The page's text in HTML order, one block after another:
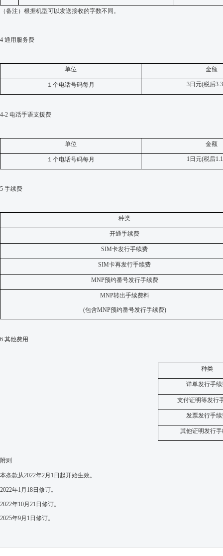
（备注）根据机型可以发送接收的字数不同。
4 通用服务费
单位 金额
１ 个电话号码每月 3日元(税后3.3
4-2 电话手语支援费
单位 金额
１ 个电话号码每月 1 日元(税后1.1
5 手续费
种类
开通手续费
SIM卡发行手续费
SIM卡再发行手续费
MNP预约番号发行手续费
MNP转出手续费料
(包含MNP预约番号发行手续费)
6 其他费用
种类
详单发行手
支付证明等发行
发票发行手
其他证明发行
附则
本条款从2022年2月 1 日起开始生效。
2022年1 月 18日修订。
2022年10月21 日修订。
2025年9月1 日修订。